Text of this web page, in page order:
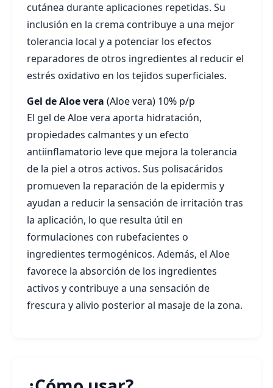
cutánea durante aplicaciones repetidas. Su
inclusión en la crema contribuye a una mejor
tolerancia local y a potenciar los efectos
reparadores de otros ingredientes al reducir el
estrés oxidativo en los tejidos superficiales.
Gel de Aloe vera (Aloe vera) 10% p/p
El gel de Aloe vera aporta hidratación,
propiedades calmantes y un efecto
antiinflamatorio leve que mejora la tolerancia
de la piel a otros activos. Sus polisacáridos
promueven la reparación de la epidermis y
ayudan a reducir la sensación de irritación tras
la aplicación, lo que resulta útil en
formulaciones con rubefacientes o
ingredientes termogénicos. Además, el Aloe
favorece la absorción de los ingredientes
activos y contribuye a una sensación de
frescura y alivio posterior al masaje de la zona.